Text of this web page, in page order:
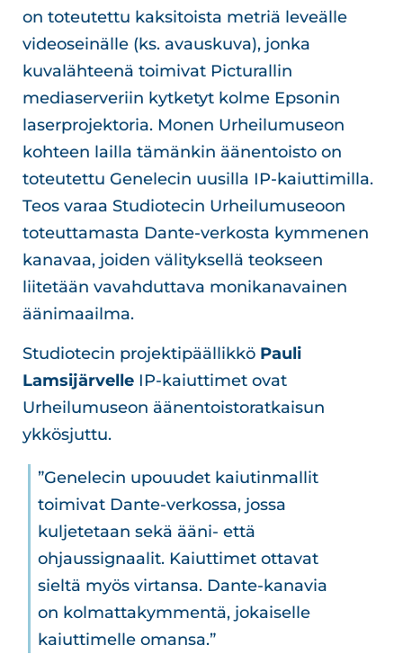
on toteutettu kaksitoista metriä leveälle
videoseinälle (ks. avauskuva), jonka
kuvalähteenä toimivat Picturallin
mediaserveriin kytketyt kolme Epsonin
laserprojektoria. Monen Urheilumuseon
kohteen lailla tämänkin äänentoisto on
toteutettu Genelecin uusilla IP-kaiuttimilla.
Teos varaa Studiotecin Urheilumuseoon
toteuttamasta Dante-verkosta kymmenen
kanavaa, joiden välityksellä teokseen
liitetään vavahduttava monikanavainen
äänimaailma.
Studiotecin projektipäällikkö Pauli
Lamsijärvelle IP-kaiuttimet ovat
Urheilumuseon äänentoistoratkaisun
ykkösjuttu.
”Genelecin upouudet kaiutinmallit
toimivat Dante-verkossa, jossa
kuljetetaan sekä ääni- että
ohjaussignaalit. Kaiuttimet ottavat
sieltä myös virtansa. Dante-kanavia
on kolmattakymmentä, jokaiselle
kaiuttimelle omansa.”